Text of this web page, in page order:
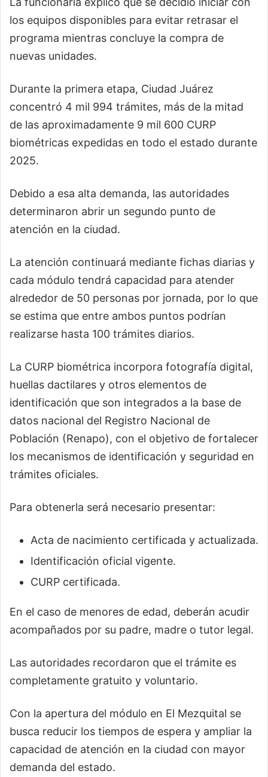
los equipos disponibles para evitar retrasar el
programa mientras concluye la compra de
nuevas unidades.
Durante la primera etapa, Ciudad Juárez
concentró 4 mil 994 trámites, más de la mitad
de las aproximadamente 9 mil 600 CURP
biométricas expedidas en todo el estado durante
2025.
Debido a esa alta demanda, las autoridades
determinaron abrir un segundo punto de
atención en la ciudad.
La atención continuará mediante fichas diarias y
cada módulo tendrá capacidad para atender
alrededor de 50 personas por jornada, por lo que
se estima que entre ambos puntos podrían
realizarse hasta 100 trámites diarios.
La CURP biométrica incorpora fotografía digital,
huellas dactilares y otros elementos de
identificación que son integrados a la base de
datos nacional del Registro Nacional de
Población (Renapo), con el objetivo de fortalecer
los mecanismos de identificación y seguridad en
trámites oficiales.
Para obtenerla será necesario presentar:
Acta de nacimiento certificada y actualizada.
Identificación oficial vigente.
CURP certificada.
En el caso de menores de edad, deberán acudir
acompañados por su padre, madre o tutor legal.
Las autoridades recordaron que el trámite es
completamente gratuito y voluntario.
Con la apertura del módulo en El Mezquital se
busca reducir los tiempos de espera y ampliar la
capacidad de atención en la ciudad con mayor
demanda del estado.